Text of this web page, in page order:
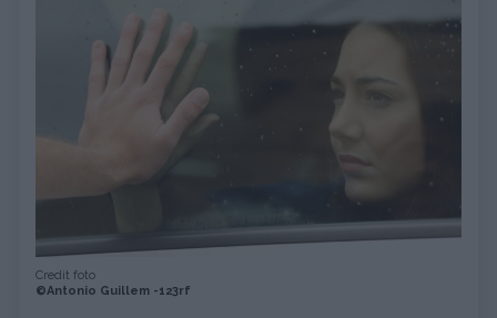
Credit foto
©Antonio Guillem -123rf